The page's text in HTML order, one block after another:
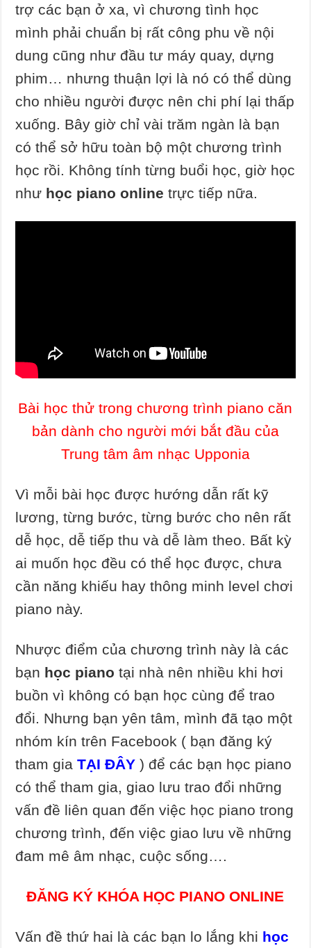
trợ các bạn ở xa, vì chương tình học
mình phải chuẩn bị rất công phu về nội
dung cũng như đầu tư máy quay, dựng
phim… nhưng thuận lợi là nó có thể dùng
cho nhiều người được nên chi phí lại thấp
xuống. Bây giờ chỉ vài trăm ngàn là bạn
có thể sở hữu toàn bộ một chương trình
học rồi. Không tính từng buổi học, giờ học
như học piano online trực tiếp nữa.
Bài học thử trong chương trình piano căn
bản dành cho người mới bắt đầu của
Trung tâm âm nhạc Upponia
Vì mỗi bài học được hướng dẫn rất kỹ
lương, từng bước, từng bước cho nên rất
dễ học, dễ tiếp thu và dễ làm theo. Bất kỳ
ai muốn học đều có thể học được, chưa
cần năng khiếu hay thông minh level chơi
piano này.
Nhược điểm của chương trình này là các
bạn học piano tại nhà nên nhiều khi hơi
buồn vì không có bạn học cùng để trao
đổi. Nhưng bạn yên tâm, mình đã tạo một
nhóm kín trên Facebook ( bạn đăng ký
tham giaTẠI ĐÂY ) để các bạn học piano
có thể tham gia, giao lưu trao đổi những
vấn đề liên quan đến việc học piano trong
chương trình, đến việc giao lưu về những
đam mê âm nhạc, cuộc sống….
ĐĂNG KÝ KHÓA HỌC PIANO ONLINE
Vấn đề thứ hai là các bạn lo lắng khi học